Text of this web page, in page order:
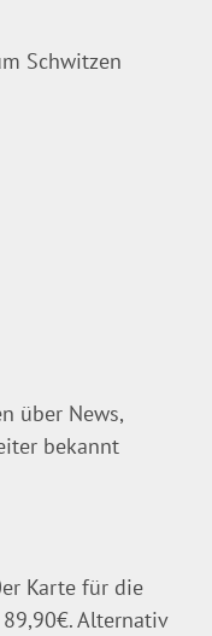
Schwitzen
über News,
bekannt
Karte für die
Alternativ